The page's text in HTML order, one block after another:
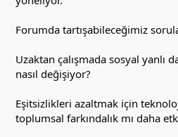
Forumda tartışabileceğimiz
Uzaktan çalışmada sosyal yanlı
nasıl değişiyor?
Eşitsizlikleri azaltmak için
toplumsal farkındalık mı daha